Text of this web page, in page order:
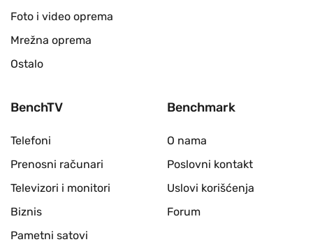
Foto i video oprema
Mrežna oprema
Ostalo
BenchTV
Telefoni
Prenosni računari
Televizori i monitori
Biznis
Pametni satovi
Benchmark
O nama
Poslovni kontakt
Uslovi korišćenja
Forum